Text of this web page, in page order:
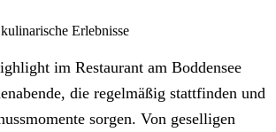
Erlebnisse
im Restaurant am Boddensee
die regelmäßig stattfinden und
sorgen. Von geselligen